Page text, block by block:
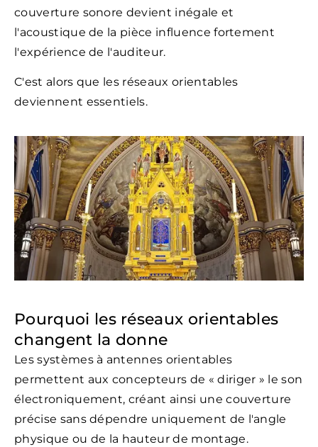
couverture sonore devient inégale et
l'acoustique de la pièce influence fortement
l'expérience de l'auditeur.
C'est alors que les réseaux orientables
deviennent essentiels.
Pourquoi les réseaux orientables
changent la donne
Les systèmes à antennes orientables
permettent aux concepteurs de « diriger » le son
électroniquement, créant ainsi une couverture
précise sans dépendre uniquement de l'angle
physique ou de la hauteur de montage.